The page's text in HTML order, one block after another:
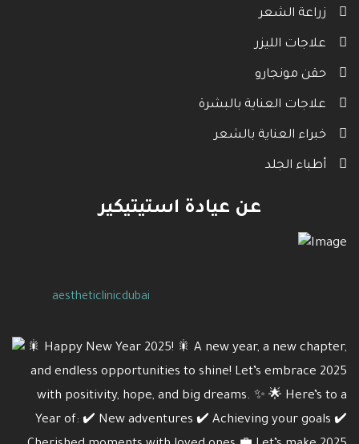
زراعة الشعر
علاجات الليزر
حقن مونجارو
علاجات العناية بالبشرة
خبراء العناية بالشعر
أطباء الجلد
عن عيادة استيتيكير
aestheticlinicdubai